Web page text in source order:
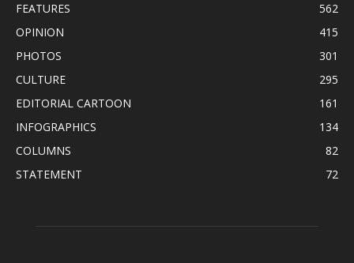
FEATURES
562
OPINION
415
PHOTOS
301
CULTURE
295
EDITORIAL CARTOON
161
INFOGRAPHICS
134
COLUMNS
82
STATEMENT
72